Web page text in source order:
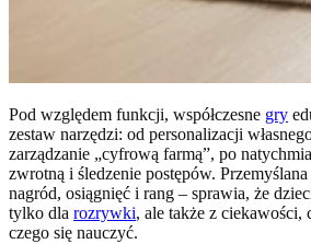
Pod względem funkcji, współczesne gry
zestaw narzędzi: od personalizacji
zarządzanie „cyfrową farmą”, po
zwrotną i śledzenie postępów.
nagród, osiągnięć i rang – sprawia, że
tylko dla rozrywki, ale także z ciekawości,
czego się nauczyć.